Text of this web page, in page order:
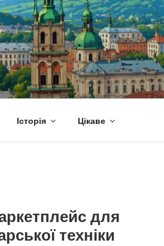
Історія Цікаве
для
техніки